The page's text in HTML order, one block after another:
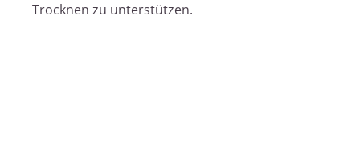
Trocknen zu unterstützen.